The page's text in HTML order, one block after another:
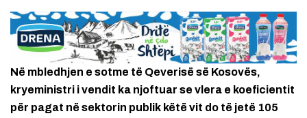
Në mbledhjen e sotme të Qeverisë së Kosovës,
kryeministri i vendit ka njoftuar se vlera e koeficientit
për pagat në sektorin publik këtë vit do të jetë 105